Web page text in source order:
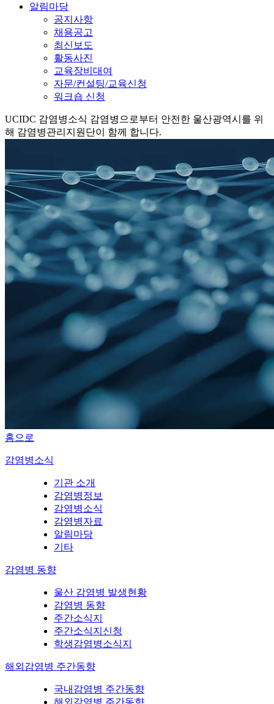
알림마당
공지사항
채용공고
최신보도
활동사진
교육장비대여
자문/컨설팅/교육신청
워크숍 신청
UCIDC 감염병소식 감염병으로부터 안전한 울산광역시를 위
해 감염병관리지원단이 함께 합니다.
홈으로
감염병소식
기관 소개
감염병정보
감염병소식
감염병자료
알림마당
기타
감염병 동향
울산 감염병 발생현황
감염병 동향
주간소식지
주간소식지신청
학생감염병소식지
해외감염병 주간동향
국내감염병 주간동향
해외감염병 주간동향